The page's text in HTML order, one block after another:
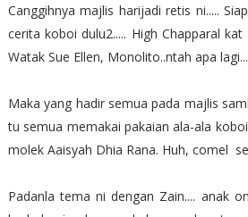
Canggihnya majlis harijadi retis ni.....
cerita koboi dulu2..... High Chapparal
Watak Sue Ellen, Monolito..ntah apa
Maka yang hadir semua pada majlis
tu semua memakai pakaian ala-ala
molek Aaisyah Dhia Rana. Huh, comel
Padanla tema ni dengan Zain.... anak